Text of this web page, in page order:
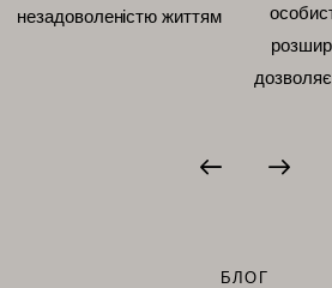
незадоволеністю життям
БЛОГ